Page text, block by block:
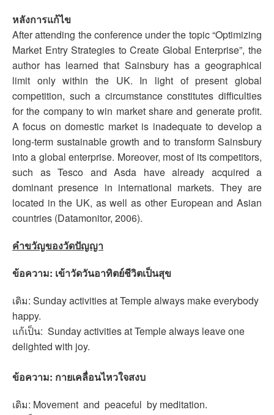
หลังการแก้ไข
After attending the conference under the topic “Optimizing
Market Entry Strategies to Create Global Enterprise”, the
author has learned that Sainsbury has a geographical
limit only within the UK. In light of present global
competition, such a circumstance constitutes difficulties
for the company to win market share and generate profit.
A focus on domestic market is inadequate to develop a
long-term sustainable growth and to transform Sainsbury
into a global enterprise. Moreover, most of its competitors,
such as Tesco and Asda have already acquired a
dominant presence in international markets. They are
located in the UK, as well as other European and Asian
countries (Datamonitor, 2006).
คำขวัญของวัดปัญญา
ข้อความ: เข้าวัดวันอาทิตย์ชีวิตเป็นสุข
เดิม: Sunday activities at Temple always make everybody
happy.
แก้เป็น: Sunday activities at Temple always leave one
delighted with joy.
ข้อความ: กายเคลื่อนไหวใจสงบ
เดิม: Movement and peaceful by meditation.